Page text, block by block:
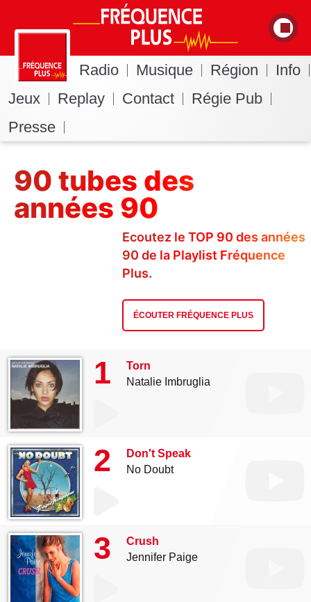
Radio Musique Région
Info
Jeux
Replay Contact
Régie Pub
Presse
90 tubes des
années 90
Ecoutez le TOP 90 des années
90 de la Playlist Fréquence
Plus.
ÉCOUTER FRÉQUENCE PLUS
1
Torn
Natalie Imbruglia
2
Don't Speak
No Doubt
3
Crush
Jennifer Paige